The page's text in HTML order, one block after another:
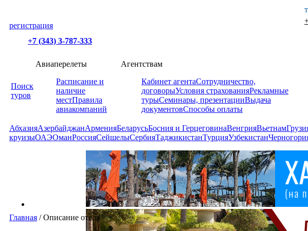
регистрация
+7 (343) 3-787-333
Поиск
туров
Авиаперелеты
Расписание и
наличие
местПравила
авиакомпаний
Агентствам
Кабинет агентаСотрудничество,
договорыУсловия страхованияРекламные
турыСеминары, презентацииВыдача
документовСпособы оплаты
АбхазияАзербайджанАрменияБеларусьБосния и ГерцеговинаВенгрияВьетнам
круизыОАЭОманРоссияСейшелыСербияТаджикистанТурцияУзбекистан
Главная /Описание отеля